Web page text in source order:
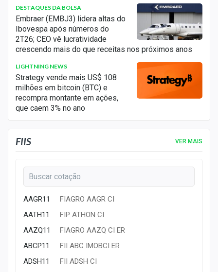
APER3
APER3
APTI3
APTI3
APTI4
ALIPERTI PN
ARND3
ARANDU ON NM
ARZZ3
AREZZO CO ON NM
ASAI3
ASSAI ON NM
ATED3
AUAU3
PETZCOBASI ON NM
AURE3
AUREN ON NM
AVLL3
ALPHAVILLE ON NM
AXIA3
AXIA ENERGIAON NM
AXIA5
AXIA ENERGIAPNA N1
AXIA6
AXIA ENERGIAPNB N1
DESTAQUES DA BOLSA
Embraer (EMBJ3) lidera altas do
Ibovespa após números do
2T26; CEO vê lucratividade
crescendo mais do que receitas nos próximos anos
LIGHTNING NEWS
Strategy vende mais US$ 108
milhões em bitcoin (BTC) e
recompra montante em ações,
que caem 3% no ano
FIIS VER MAIS
AAGR11
FIAGRO AAGR CI
AATH11
FIP ATHON CI
AAZQ11
FIAGRO AAZQ CI ER
ABCP11
FII ABC IMOBCI ER
ADSH11
FII ADSH CI